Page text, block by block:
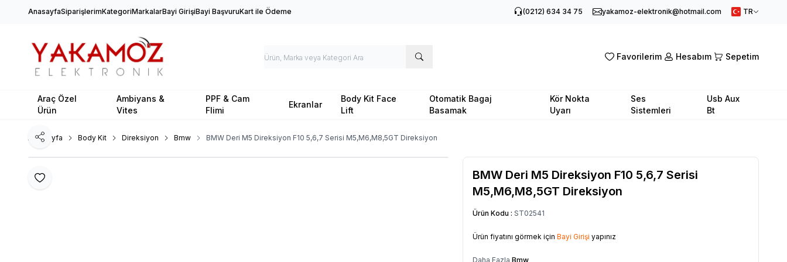
AnasayfaSiparişlerimKategoriMarkalarBayi GirişiBayi BaşvuruKart ile Ödeme (0212) 634 34 75 yakamoz-elektronik@hotmail.com TR
Favorilerim Hesabım Sepetim
Araç Özel
Ürün
Ambiyans &
Vites
PPF & Cam
Flimi
Ekranlar
Body Kit Face
Lift
Otomatik Bagaj
Basamak
Kör Nokta
Uyarı
Ses
Sistemleri
Usb Aux
Bt
Ana Sayfa Body Kit Direksiyon Bmw BMW Deri M5 Direksiyon F10 5,6,7 Serisi M5,M6,M8,5GT Direksiyon
Favoriye Ekle
Paylaş
BMW Deri M5 Direksiyon F10 5,6,7 Serisi
M5,M6,M8,5GT Direksiyon
Ürün Kodu : ST02541
Ürün fiyatını görmek için Bayi Girişi yapınız
Daha Fazla Bmw